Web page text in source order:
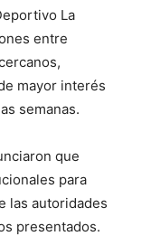
La
entre
mayor interés
semanas.
que
para
las autoridades
presentados.